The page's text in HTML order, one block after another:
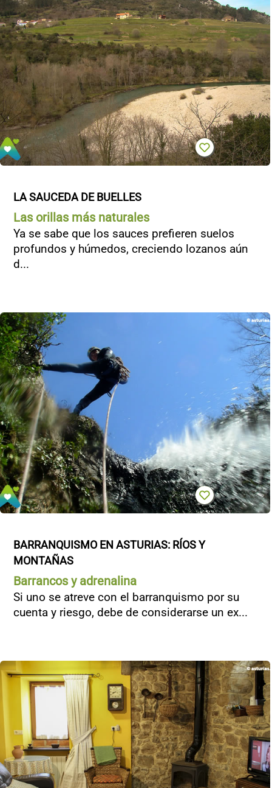
LA SAUCEDA DE BUELLES
Las orillas más naturales
Ya se sabe que los sauces prefieren suelos
profundos y húmedos, creciendo lozanos aún
d...
BARRANQUISMO EN ASTURIAS: RÍOS Y
MONTAÑAS
Barrancos y adrenalina
Si uno se atreve con el barranquismo por su
cuenta y riesgo, debe de considerarse un ex...